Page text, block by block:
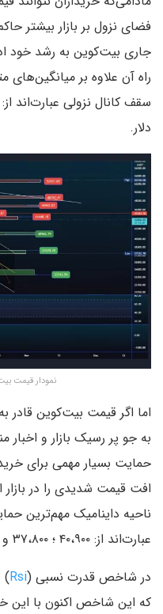
فضای نزول بر بازار بیشتر
جاری بیت‌کوین به رشد خود
دلار.
نمودار قیمت بیت
اما اگر قیمت بیت‌کوین قادر
به جو پر رسیک بازار و اخبار
حمایت بسیار مهمی برای
افت قیمت شدیدی را در بازار
ناحیه داینامیک مهم‌ترین
عبارت‌اند از: ۴۰،۹۰۰ ؛ ۳۷،۸۰۰ و ۳۳،۷۰۰ دلار.
در شاخص قدرت نسبی (Rsi
)
که این شاخص اکنون با